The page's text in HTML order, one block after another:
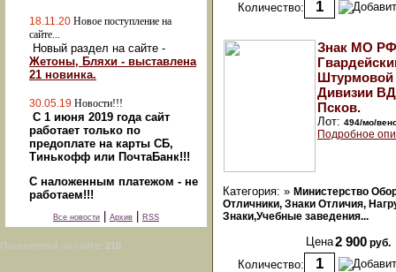
18.11.20 Новое поступление на
сайте...
Новый раздел на сайте -
Жетоны, Бляхи - выставлена
21 новинка.
30.05.19 Новости!!!
С 1 июня 2019 года сайт
работает только по
предоплате на карты СБ,
Тинькофф или ПочтаБанк!!!
С наложенным платежом - не
работаем!!!
Все новости Архив RSS
Посетителей на сайте: 210
Количество:
Знак МО РФ
Штурмовой
Дивизии
Псков.
Лот: 494/мо/
Подробное
Категория: » Министерство
Отличники, Знаки Отличия,
Знаки,Учебные заведения...
Цена2 900 руб.
Количество: